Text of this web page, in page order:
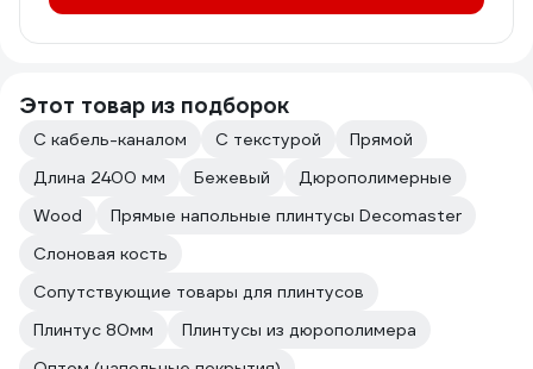
Этот товар из подборок
С кабель-каналом С текстурой
Прямой
Длина 2400 мм
Бежевый
Дюрополимерные
Wood
Прямые напольные плинтусы Decomaster
Слоновая кость
Сопутствующие товары для плинтусов
Плинтус 80мм
Плинтусы из дюрополимера